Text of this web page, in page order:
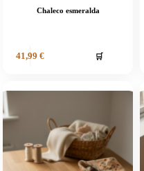
Chaleco esmeralda
41,99 € 🛒